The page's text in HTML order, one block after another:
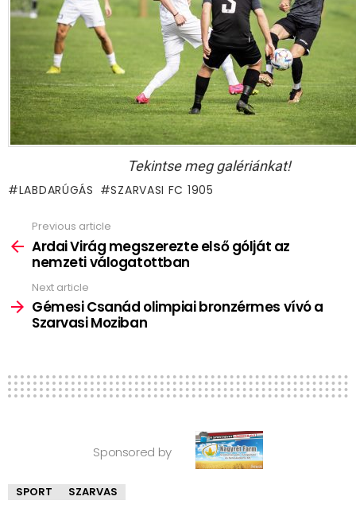
Tekintse meg galériánkat!
LABDARÚGÁS SZARVASI FC 1905
more
Previous article
Ardai Virág megszerezte első gólját az
nemzeti válogatottban
Next article
Gémesi Csanád olimpiai bronzérmes vívó a
Szarvasi Moziban
Sponsored by
SPORT SZARVAS